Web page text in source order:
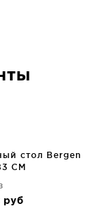
стол Bergen
CM
руб